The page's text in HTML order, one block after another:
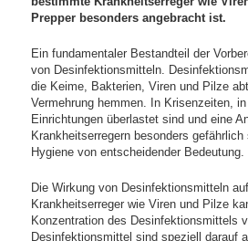
Prepper besonders angebracht ist.
Ein fundamentaler Bestandteil der
von Desinfektionsmitteln.
die Keime, Bakterien, Viren und Pilze
Vermehrung hemmen. In Krisenzeiten,
Einrichtungen überlastet sind und eine
Krankheitserregern besonders
Hygiene von entscheidender Bedeutung.
Die Wirkung von Desinfektionsmitteln
Krankheitserreger wie Viren und Pilze
Konzentration des Desinfektionsmittels
Desinfektionsmittel sind speziell darauf